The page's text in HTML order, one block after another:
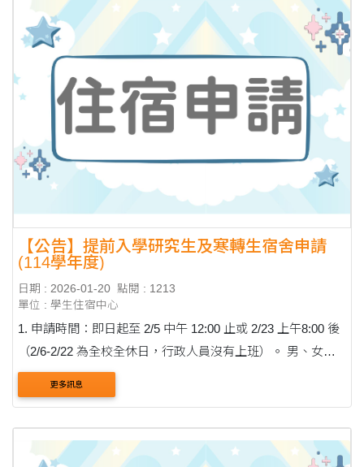
【公告】提前入學研究生及寒轉生宿舍申請
(114學年度)
日期 : 2026-01-20 點閱 : 1213
單位 : 學生住宿中心
1. 申請時間：即日起至 2/5 中午 12:00 止或 2/23 上午8:00 後
（2/6-2/22 為全校全休日，行政人員沒有上班）。 男、女生
目前皆有床位，若有住宿需求請來信詢問。 2. 申請方式：
EMAIL 申請。 (1) 男生： cast0630@thu.edu.t....
更多訊息